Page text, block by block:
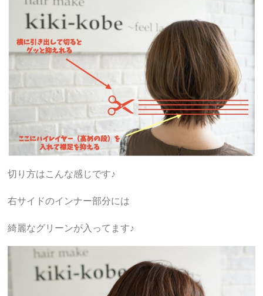
切り方はこんな感じです♪
右サイドのインナー部分には
綺麗なグリーンが入ってます♪